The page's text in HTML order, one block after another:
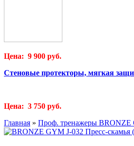
Цена: 9 900 руб.
Стеновые протекторы, мягкая
Цена: 3 750 руб.
Главная » Проф. тренажеры BRONZE